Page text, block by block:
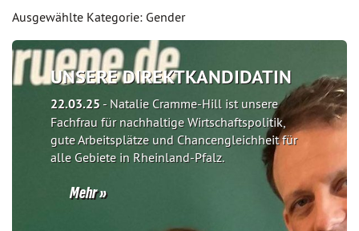
Ausgewählte Kategorie: Gender
UNSERE DIREKTKANDIDATIN
22.03.25 - Natalie Cramme-Hill ist unsere
Fachfrau für nachhaltige Wirtschaftspolitik,
gute Arbeitsplätze und Chancengleichheit für
alle Gebiete in Rheinland-Pfalz.
Mehr